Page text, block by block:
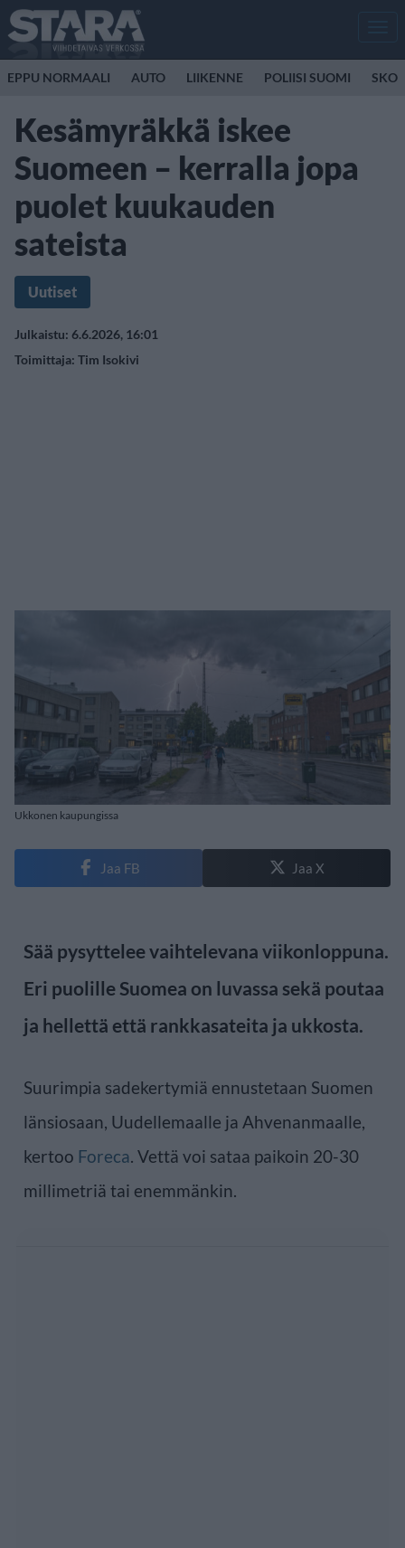
EPPU NORMAALI AUTO LIIKENNE POLIISI SUOMI
Kesämyräkkä iskee
Suomeen – kerralla jopa
puolet kuukauden
sateista
Uutiset
Julkaistu: 6.6.2026, 16:01
Toimittaja: Tim Isokivi
Ukkonen kaupungissa
Jaa FB Jaa X
Sää pysyttelee vaihtelevana viikonloppuna.
Eri puolille Suomea on luvassa sekä poutaa
ja hellettä että rankkasateita ja ukkosta.
Suurimpia sadekertymiä ennustetaan Suomen
länsiosaan, Uudellemaalle ja Ahvenanmaalle,
kertoo Foreca. Vettä voi sataa paikoin 20-30
millimetriä tai enemmänkin.